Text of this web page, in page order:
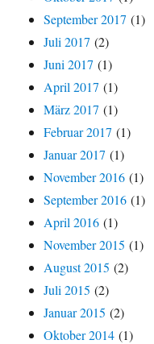
September 2017 (1)
Juli 2017 (2)
Juni 2017 (1)
April 2017 (1)
März 2017 (1)
Februar 2017 (1)
Januar 2017 (1)
November 2016 (1)
September 2016 (1)
April 2016 (1)
November 2015 (1)
August 2015 (2)
Juli 2015 (2)
Januar 2015 (2)
Oktober 2014 (1)